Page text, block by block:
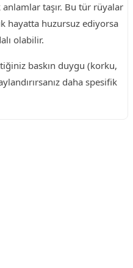
taşır. Bu tür rüyalar
hayatta huzursuz ediyorsa
olabilir.
baskın duygu (korku,
daha spesifik